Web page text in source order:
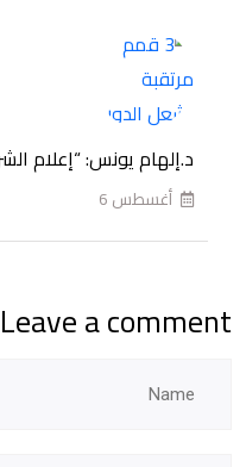
د.إلهام يونس: “إعلام
أغسطس 6
Leave a comment